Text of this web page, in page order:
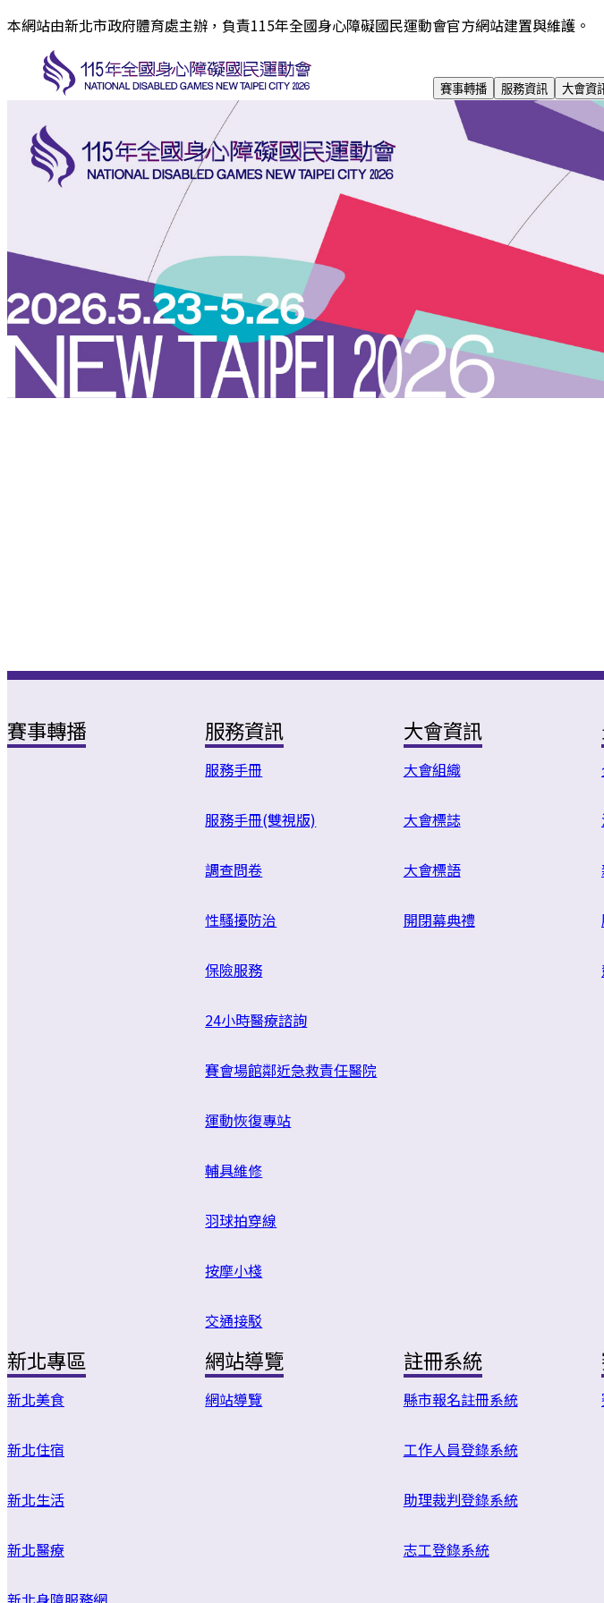
本網站由新北市政府體育處主辦，負責115年全國身心障礙國民運動會官方網站建置與維護。
賽事轉播
服務資訊 大會資
賽事轉播 服務資訊
服務手冊
服務手冊(雙視版)
調查問卷
性騷擾防治
保險服務
24小時醫療諮詢
賽會場館鄰近急救責任醫院
運動恢復專站
輔具維修
羽球拍穿線
按摩小棧
交通接駁
大會資訊
大會組織
大會標誌
大會標語
開閉幕典禮
新北專區
新北美食
新北住宿
新北生活
新北醫療
網站導覽
網站導覽
註冊系統
縣市報名註冊系統
工作人員登錄系統
助理裁判登錄系統
志工登錄系統